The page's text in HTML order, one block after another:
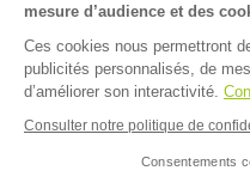
Données personnelles
Dispositif d'alerte
mesure d’audience et des
Ces cookies nous permettront
publicités personnalisés, de
d’améliorer son interactivité.
Consulter notre politique de
Consentements